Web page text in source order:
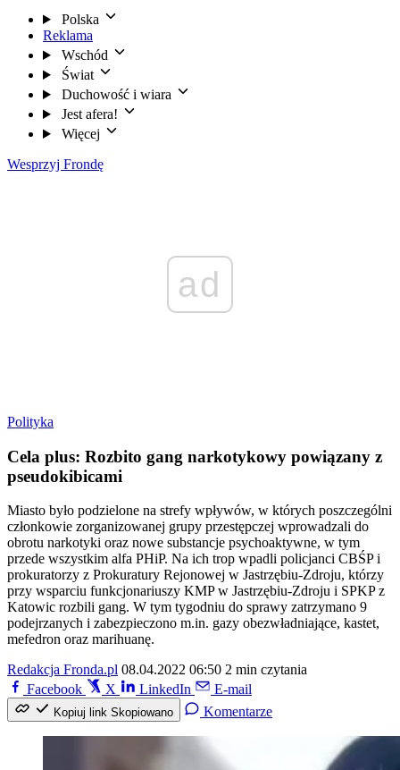
Polska
Reklama
Wschód
Świat
Duchowość i wiara
Jest afera!
Więcej
Wesprzyj Frondę
ad
Polityka
Cela plus: Rozbito gang narkotykowy powiązany z
pseudokibicami
Miasto było podzielone na strefy wpływów, w których poszczególni
członkowie zorganizowanej grupy przestępczej wprowadzali do
obrotu narkotyki oraz nowe substancje psychoaktywne, w tym
przede wszystkim alfa PHiP. Na ich trop wpadli policjanci CBŚP i
prokuratorzy z Prokuratury Rejonowej w Jastrzębiu-Zdroju, którzy
przy wsparciu funkcjonariuszy KMP w Jastrzębiu-Zdroju i SPKP z
Katowic rozbili gang. W tym tygodniu do sprawy zatrzymano 9
podejrzanych i zabezpieczono m.in. gazy obezwładniające, kastet,
mefedron oraz marihuanę.
Redakcja Fronda.pl 08.04.2022 06:50 2 min czytania
Facebook
X LinkedIn E-mail
Kopiuj link Skopiowano Komentarze